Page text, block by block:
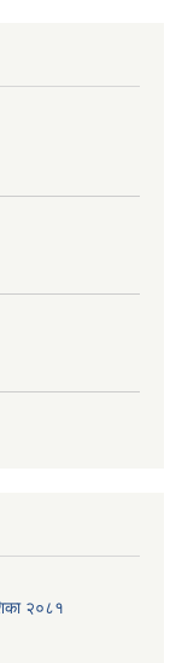
२०८१